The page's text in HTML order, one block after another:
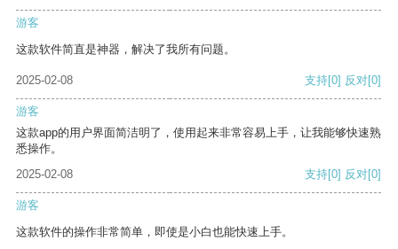
游客
这款软件简直是神器，解决了我所有问题。
2025-02-08 支持[0] 反对[0]
游客
这款app的用户界面简洁明了，使用起来非常容易上手，让我能够快速熟
悉操作。
2025-02-08
支持[0] 反对[0]
游客
这款软件的操作非常简单，即使是小白也能快速上手。